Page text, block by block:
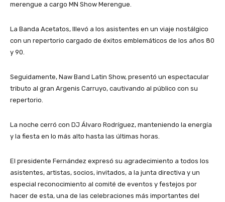
merengue a cargo MN Show Merengue.
​La Banda Acetatos, lllevó a los asistentes en un viaje nostálgico
con un repertorio cargado de éxitos emblemáticos de los años 80
y 90.
Seguidamente, ​Naw Band Latin Show, presentó un espectacular
tributo al gran Argenis Carruyo, cautivando al público con su
repertorio.
La noche cerró con ​DJ Álvaro Rodríguez, manteniendo la energía
y la fiesta en lo más alto hasta las últimas horas.
​El presidente Fernández expresó su agradecimiento a todos los
asistentes, artistas, socios, invitados, a la junta directiva y un
especial reconocimiento al comité de eventos y festejos por
hacer de esta, una de las celebraciones más importantes del